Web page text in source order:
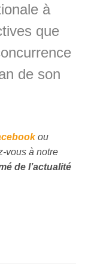
à
que
de son
ou
vous à notre
de l’actualité